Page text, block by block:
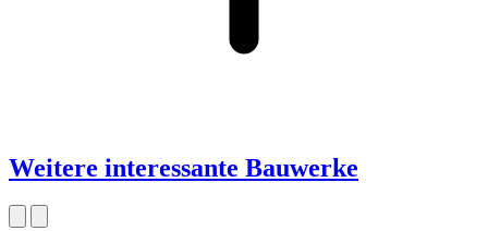
Weitere interessante Bauwerke